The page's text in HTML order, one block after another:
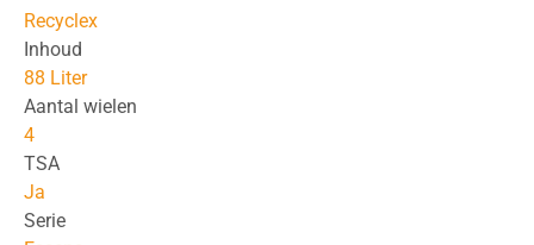
Recyclex
Inhoud
88 Liter
Aantal wielen
4
TSA
Ja
Serie